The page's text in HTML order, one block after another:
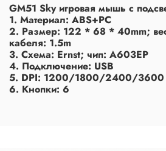
GM51 Sky игровая мышь с
1. Материал: ABS+PC
2. Размер: 122 * 68 * 40mm;
кабеля: 1.5m
3. Схема: Ernst; чип: A603EP
4. Подключение: USB
5. DPI: 1200/1800/2400/3600
6. Кнопки: 6